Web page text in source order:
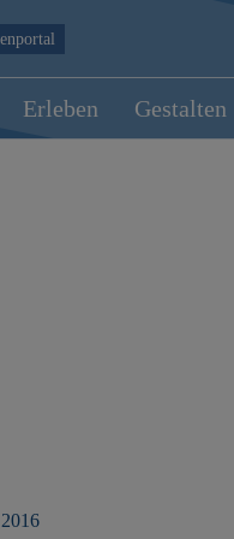
Erleben Gestalten